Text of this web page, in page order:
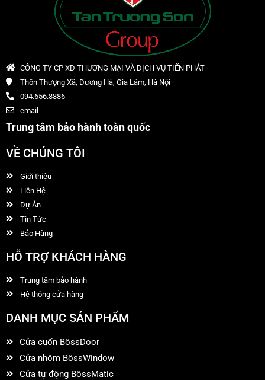
CÔNG TY CP XD THƯƠNG MẠI VÀ DỊCH VỤ TIẾN PHÁT
Thôn Thượng Xã, Dương Hà, Gia Lâm, Hà Nội
094.656.8886
email
Trung tâm bảo hành toàn quốc
VỀ CHÚNG TÔI
Giới thiệu
Liên Hệ
Dự Án
Tin Tức
Bảo Hàng
HỖ TRỢ KHÁCH HÀNG
Trung tâm bảo hành
Hệ thông cửa hàng
DANH MỤC SẢN PHẨM
Cửa cuốn BössDoor
Cửa nhôm BössWindow
Cửa tự động BössMatic